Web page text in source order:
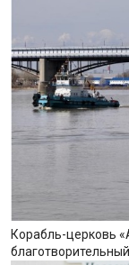
Корабль-церковь